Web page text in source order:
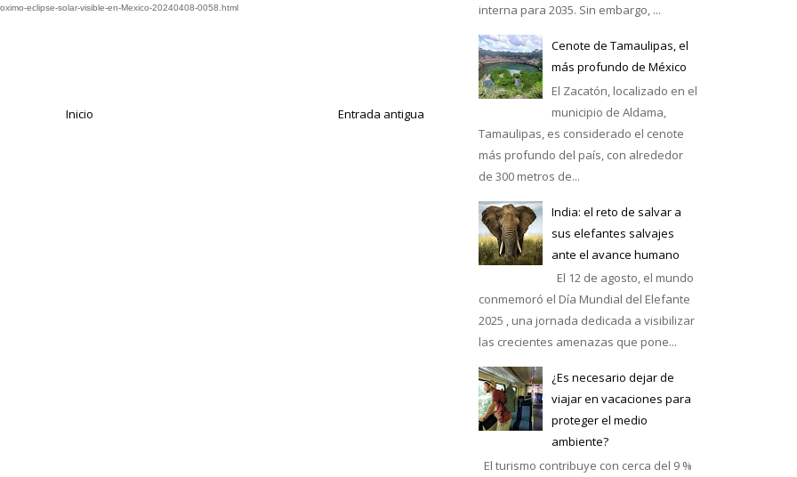
eclipse-solar-visible-en-Mexico-20240408-0058.html
Entrada antigua
Inicio
interna para 2035. Sin embargo, ...
Cenote de Tamaulipas, el
más profundo de México
El Zacatón, localizado en el
municipio de Aldama,
Tamaulipas, es considerado el cenote
más profundo del país, con alrededor
de 300 metros de...
India: el reto de salvar a
sus elefantes salvajes
ante el avance humano
El 12 de agosto, el mundo
conmemoró el Día Mundial del Elefante
2025 , una jornada dedicada a visibilizar
las crecientes amenazas que pone...
¿Es necesario dejar de
viajar en vacaciones para
proteger el medio
ambiente?
El turismo contribuye con cerca del 9 %